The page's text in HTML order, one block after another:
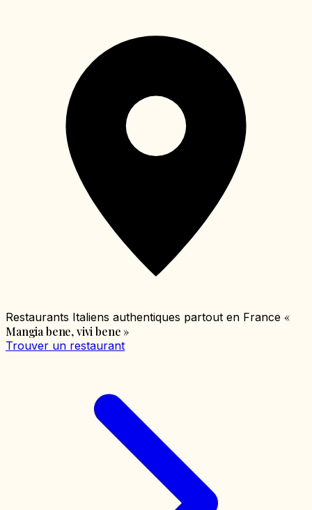
Restaurants Italiens authentiques partout en France «
Mangia bene, vivi bene »
Trouver un restaurant